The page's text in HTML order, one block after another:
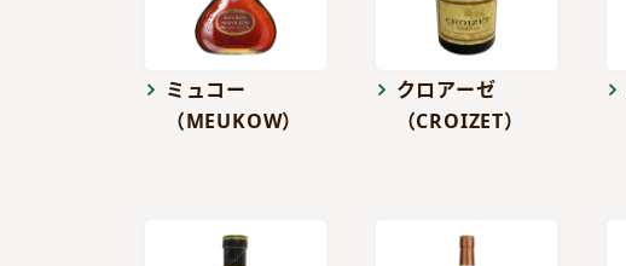
ミュコー
（MEUKOW）
クロアーゼ
（CROIZET）